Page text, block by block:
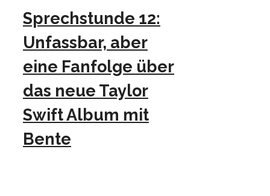
Sprechstunde 12:
Unfassbar, aber
eine Fanfolge über
das neue Taylor
Swift Album mit
Bente